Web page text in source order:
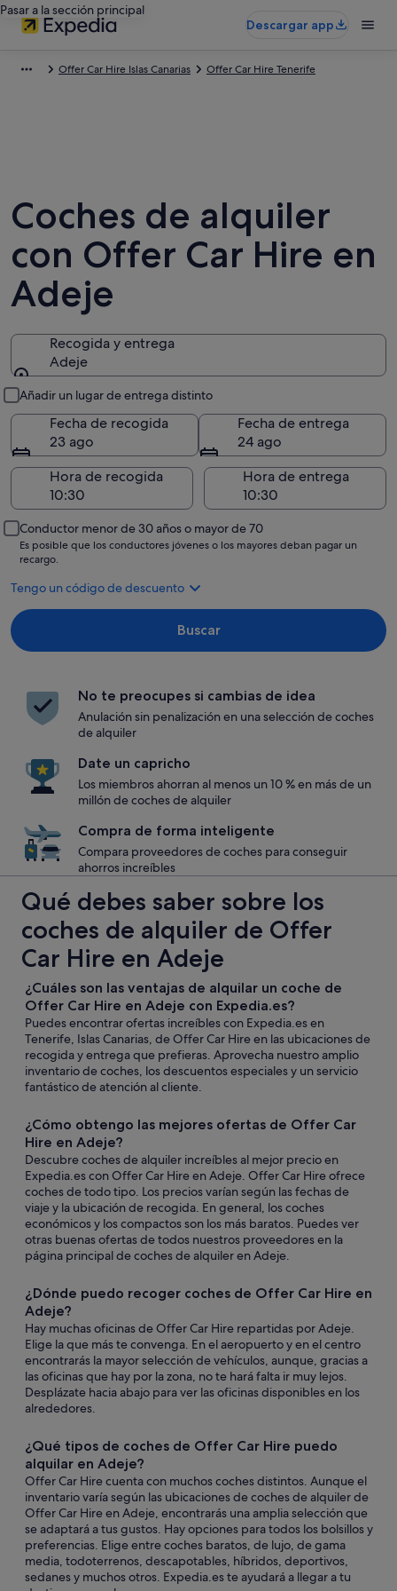
Pasar a la sección principal
Descargar app
Offer Car Hire Islas Canarias Offer Car Hire Tenerife
Coches de alquiler
con Offer Car Hire en
Adeje
Recogida y entrega
Adeje
Añadir un lugar de entrega distinto
Fecha de recogida
23 ago
Fecha de entrega
24 ago
Hora de recogida
Hora de entrega
Conductor menor de 30 años o mayor de 70
Es posible que los conductores jóvenes o los mayores deban pagar un
recargo.
Tengo un código de descuento
Buscar
No te preocupes si cambias de idea
Anulación sin penalización en una selección de coches
de alquiler
Date un capricho
Los miembros ahorran al menos un 10 % en más de un
millón de coches de alquiler
Compra de forma inteligente
Compara proveedores de coches para conseguir
ahorros increíbles
Qué debes saber sobre los
coches de alquiler de Offer
Car Hire en Adeje
¿Cuáles son las ventajas de alquilar un coche de
Offer Car Hire en Adeje con Expedia.es?
Puedes encontrar ofertas increíbles con Expedia.es en
Tenerife, Islas Canarias, de Offer Car Hire en las ubicaciones de
recogida y entrega que prefieras. Aprovecha nuestro amplio
inventario de coches, los descuentos especiales y un servicio
fantástico de atención al cliente.
¿Cómo obtengo las mejores ofertas de Offer Car
Hire en Adeje?
Descubre coches de alquiler increíbles al mejor precio en
Expedia.es con Offer Car Hire en Adeje. Offer Car Hire ofrece
coches de todo tipo. Los precios varían según las fechas de
viaje y la ubicación de recogida. En general, los coches
económicos y los compactos son los más baratos. Puedes ver
otras buenas ofertas de todos nuestros proveedores en la
página principal de coches de alquiler en Adeje.
¿Dónde puedo recoger coches de Offer Car Hire en
Adeje?
Hay muchas oficinas de Offer Car Hire repartidas por Adeje.
Elige la que más te convenga. En el aeropuerto y en el centro
encontrarás la mayor selección de vehículos, aunque, gracias a
las oficinas que hay por la zona, no te hará falta ir muy lejos.
Desplázate hacia abajo para ver las oficinas disponibles en los
alrededores.
¿Qué tipos de coches de Offer Car Hire puedo
alquilar en Adeje?
Offer Car Hire cuenta con muchos coches distintos. Aunque el
inventario varía según las ubicaciones de coches de alquiler de
Offer Car Hire en Adeje, encontrarás una amplia selección que
se adaptará a tus gustos. Hay opciones para todos los bolsillos y
preferencias. Elige entre coches baratos, de lujo, de gama
media, todoterrenos, descapotables, híbridos, deportivos,
sedanes y muchos otros. Expedia.es te ayudará a llegar a tu